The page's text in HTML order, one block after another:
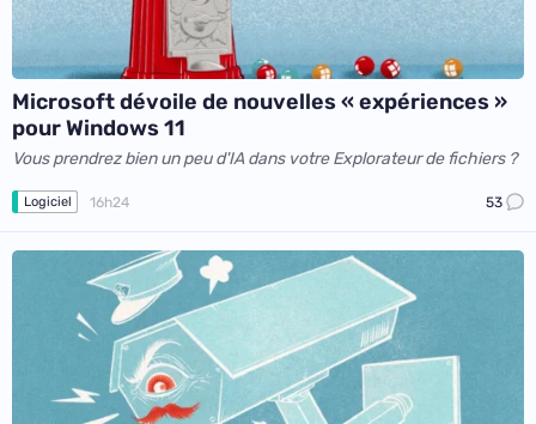
Microsoft dévoile de nouvelles « expériences »
pour Windows 11
Vous prendrez bien un peu d'IA dans votre Explorateur de fichiers ?
Logiciel 16h24 53